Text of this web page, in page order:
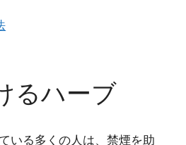
るハーブ
いる多くの人は、禁煙を助